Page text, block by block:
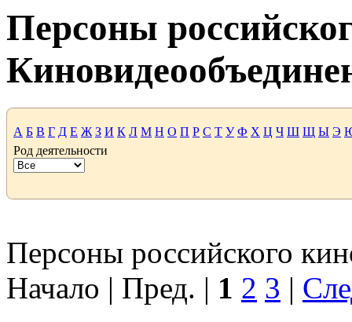
Персоны
А Б В Г Д Е Ж З И К Л М Н О П Р С Т У Ф Х Ц Ч Ш Щ Ы Э
Род деятельности
Персоны российского
Начало | Пред. | 1 2 3 |